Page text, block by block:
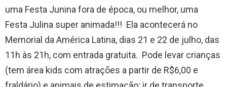
uma Festa Junina fora de época, ou melhor, uma
Festa Julina super animada!!! Ela acontecerá no
Memorial da América Latina, dias 21 e 22 de julho, das
11h às 21h, com entrada gratuita. Pode levar crianças
(tem área kids com atrações a partir de R$6,00 e